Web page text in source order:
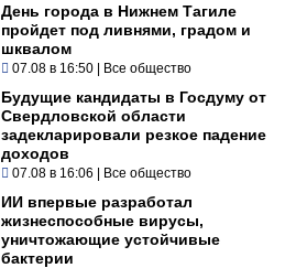
День города в Нижнем Тагиле
пройдет под ливнями, градом и
шквалом
07.08 в 16:50 | Все общество
Будущие кандидаты в Госдуму от
Свердловской области
задекларировали резкое падение
доходов
07.08 в 16:06 | Все общество
ИИ впервые разработал
жизнеспособные вирусы,
уничтожающие устойчивые
бактерии